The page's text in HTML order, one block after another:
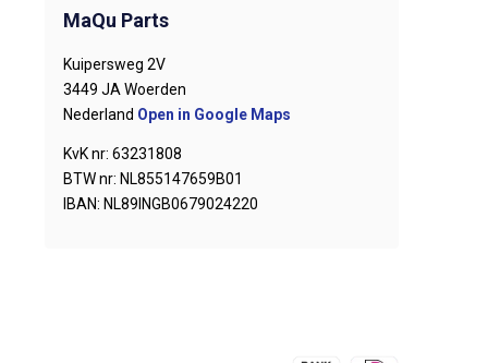
MaQu Parts
Kuipersweg 2V
3449 JA Woerden
Nederland Open in Google Maps
KvK nr: 63231808
BTW nr: NL855147659B01
IBAN: NL89INGB0679024220